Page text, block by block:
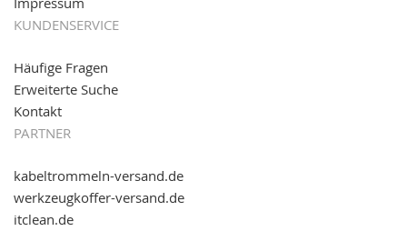
KUNDENSERVICE
Häufige Fragen
Erweiterte Suche
Kontakt
PARTNER
kabeltrommeln-versand.de
werkzeugkoffer-versand.de
itclean.de